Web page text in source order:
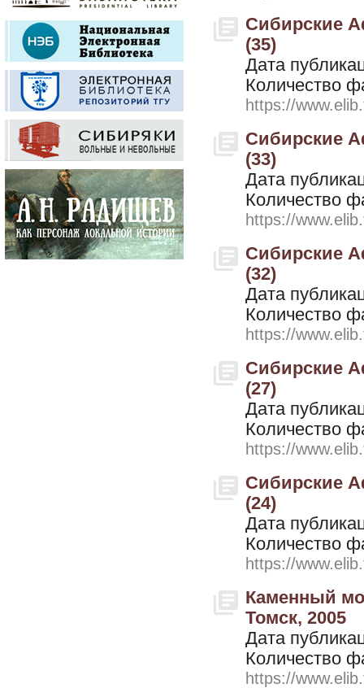
Сибирские
(35)
Дата
Количество
https://
Сибирские
(33)
Дата
Количество
https://
Сибирские
(32)
Дата
Количество
https://
Сибирские
(27)
Дата
Количество
https://
Сибирские
(24)
Дата
Количество
https://
Каменный
Томск, 2005
Дата
Количество
https://